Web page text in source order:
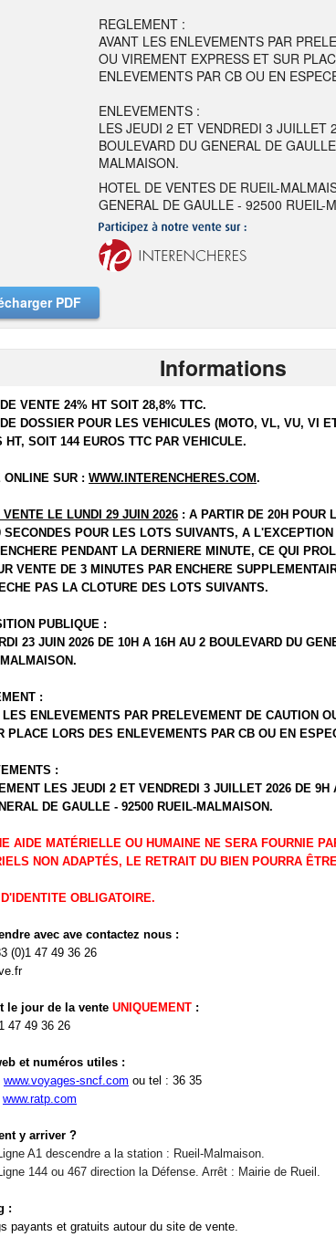
REGLEMENT :
AVANT LES ENLEVEMENTS PAR
OU VIREMENT EXPRESS ET SUR
ENLEVEMENTS PAR CB OU EN
ENLEVEMENTS :
LES JEUDI 2 ET VENDREDI 3 JUILLET
BOULEVARD DU GENERAL DE
MALMAISON.
HOTEL DE VENTES DE RUEIL-
GENERAL DE GAULLE - 92500 RUEIL-
PDF
Informations
VENTE 24% HT SOIT 28,8% TTC.
DOSSIER POUR LES VEHICULES (MOTO, VL, VU, VI
HT, SOIT 144 EUROS TTC PAR VEHICULE.
ONLINE SUR : WWW.INTERENCHERES.COM.
VENTE LE LUNDI 29 JUIN 2026 : A PARTIR DE 20H POUR
SECONDES POUR LES LOTS SUIVANTS, A
PENDANT LA DERNIERE MINUTE, CE QUI
VENTE DE 3 MINUTES PAR ENCHERE
PAS LA CLOTURE DES LOTS SUIVANTS.
PUBLIQUE :
23 JUIN 2026 DE 10H A 16H AU 2 BOULEVARD DU
:
LES ENLEVEMENTS PAR PRELEVEMENT DE CAUTION
PLACE LORS DES ENLEVEMENTS PAR CB OU EN
:
LES JEUDI 2 ET VENDREDI 3 JUILLET 2026 DE 9H
DE GAULLE - 92500 RUEIL-MALMAISON.
AIDE MATÉRIELLE OU HUMAINE NE SERA FOURNIE
NON ADAPTÉS, LE RETRAIT DU BIEN POURRA
OBLIGATOIRE.
avec ave contactez nous :
(0)1 47 49 36 26
le jour de la vente UNIQUEMENT :
47 49 36 26
et numéros utiles :
www.voyages-sncf.com ou tel : 36 35
www.ratp.com
y arriver ?
A1 descendre a la station : Rueil-Malmaison.
144 ou 467 direction la Défense. Arrêt : Mairie de Rueil.
:
payants et gratuits autour du site de vente.